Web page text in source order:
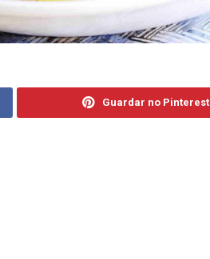
Guardar no Pinterest